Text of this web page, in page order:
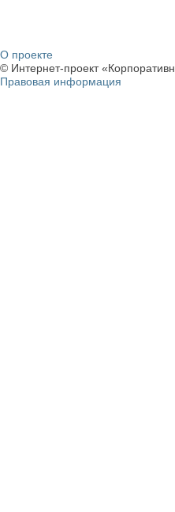
О проекте
© Интернет-проект
Правовая информация